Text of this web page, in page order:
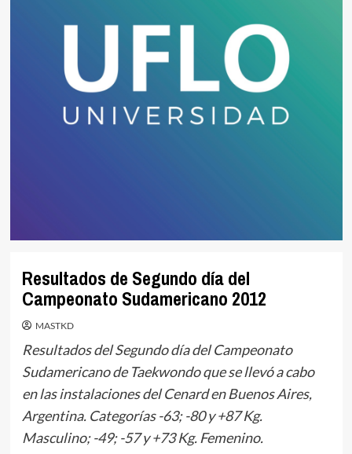
Resultados de Segundo día del
Campeonato Sudamericano 2012
MASTKD
Resultados del Segundo día del Campeonato
Sudamericano de Taekwondo que se llevó a cabo
en las instalaciones del Cenard en Buenos Aires,
Argentina. Categorías -63; -80 y +87 Kg.
Masculino; -49; -57 y +73 Kg. Femenino.